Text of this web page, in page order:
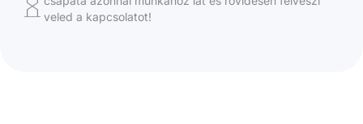
veled a kapcsolatot!